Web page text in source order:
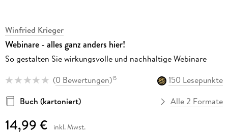
Winfried Krieger
Webinare - alles ganz anders hier!
So gestalten Sie wirkungsvolle und nachhaltige Webinare
(0 Bewertungen)15
150 Lesepunkte
Buch (kartoniert)
Alle 2 Formate
14,99 € inkl. Mwst.